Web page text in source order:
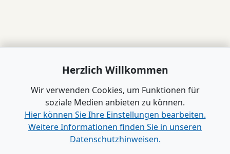
Herzlich Willkommen
Wir verwenden Cookies, um Funktionen für
soziale Medien anbieten zu können.
Hier können Sie Ihre Einstellungen bearbeiten.
Weitere Informationen finden Sie in unseren
Datenschutzhinweisen.